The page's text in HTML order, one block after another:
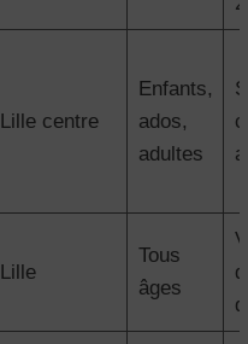
Lille centre
Enfants,
ados,
adultes
Lille
Tous
âges